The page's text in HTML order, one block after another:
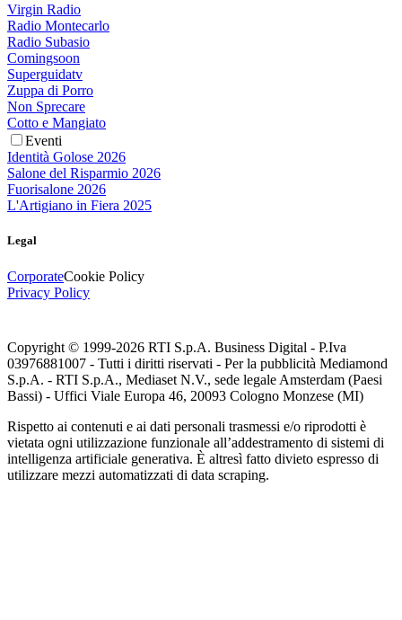
Virgin Radio
Radio Montecarlo
Radio Subasio
Comingsoon
Superguidatv
Zuppa di Porro
Non Sprecare
Cotto e Mangiato
Eventi
Identità Golose 2026
Salone del Risparmio 2026
Fuorisalone 2026
L'Artigiano in Fiera 2025
Legal
CorporateCookie Policy
Privacy Policy
Copyright © 1999-2026 RTI S.p.A. Business Digital - P.Iva
03976881007 - Tutti i diritti riservati - Per la pubblicità Mediamond
S.p.A. - RTI S.p.A., Mediaset N.V., sede legale Amsterdam (Paesi
Bassi) - Uffici Viale Europa 46, 20093 Cologno Monzese (MI)
Rispetto ai contenuti e ai dati personali trasmessi e/o riprodotti è
vietata ogni utilizzazione funzionale all’addestramento di sistemi di
intelligenza artificiale generativa. È altresì fatto divieto espresso di
utilizzare mezzi automatizzati di data scraping.